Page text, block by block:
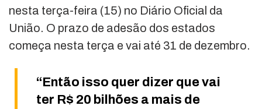
nesta terça-feira (15) no Diário Oficial da
União. O prazo de adesão dos estados
começa nesta terça e vai até 31 de dezembro.
“Então isso quer dizer que vai
ter R$ 20 bilhões a mais de